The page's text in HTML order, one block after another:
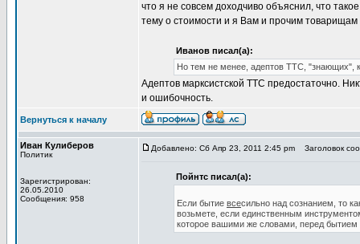
что я не совсем доходчиво объяснил, что
тему о стоимости и я Вам и прочим
Иванов писал(а):
Но тем не менее, адептов ТТС, "знающих",
Адептов марксистской ТТС предостаточно.
и ошибочность.
Вернуться к началу
Иван Кулиберов
Политик
Зарегистрирован:
26.05.2010
Сообщения: 958
Добавлено: Сб Апр 23, 2011 2:45 pm Заголовок
Пойнтс писал(а):
Если бытие всесильно над сознанием, то
возьмете, если единственным
которое вашими же словами, перед бытием